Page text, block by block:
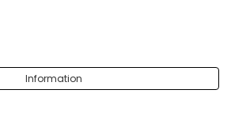
Information